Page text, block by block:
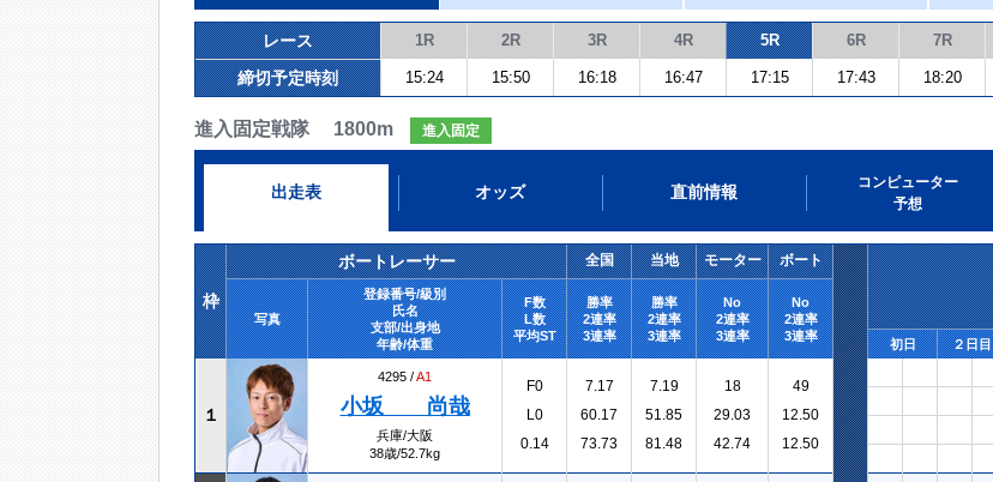
レース 1R 2R 3R 4R 5R 6R 7R
締切予定時刻 15:24 15:50 16:18 16:47 17:15 17:43 18:20
進入固定戦隊 1800m 進入固定
出走表 オッズ 直前情報
コンピューター
予想
枠
ボートレーサー 全国 当地 モーター ボート
写真
登録番号/級別
氏名
支部/出身地
年齢/体重
F数
L数
平均ST
勝率
2連率
3連率
勝率
2連率
3連率
No
2連率
3連率
No
2連率
3連率
初日 ２日目
１
4295 /A1
小坂 尚哉
兵庫/大阪
38歳/52.7kg
F0
L0
0.14
7.17
60.17
73.73
7.19
51.85
81.48
18
29.03
42.74
49
12.50
12.50